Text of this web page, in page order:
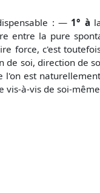
: — 1° à
entre la pure
force, c'est
soi, direction de
l'on est
vis-à-vis de soi-